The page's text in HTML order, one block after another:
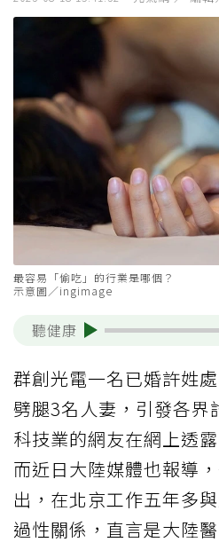
最容易「偷吃」的行業是哪個？
示意圖／ingimage
聽健康
群創光電一名已婚許姓
劈腿3名人妻，引發各界
科技業的網友在網上透
而近日大陸媒體也報導
出，在北京工作五年多
過性關係，直言是大陸